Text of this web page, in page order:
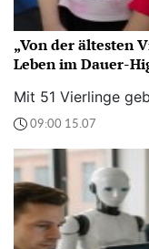
„Von der ältesten
Leben im Dauer-
Mit 51 Vierlinge
09:00 15.07